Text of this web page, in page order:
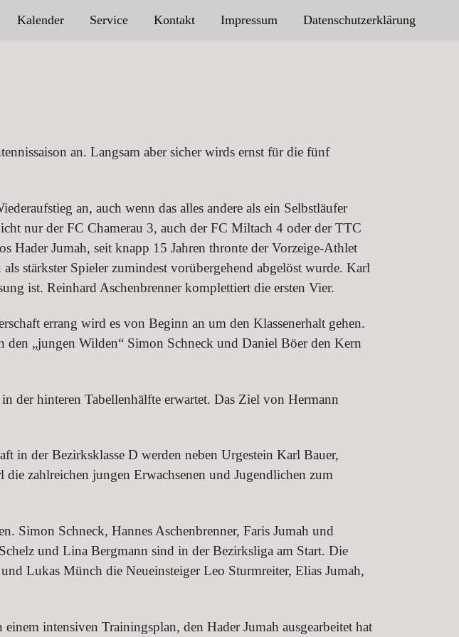
Kalender Service Kontakt Impressum Datenschutzerklärung
an. Langsam aber sicher wirds ernst für die fünf
an, auch wenn das alles andere als ein Selbstläufer
nur der FC Chamerau 3, auch der FC Miltach 4 oder der TTC
Hader Jumah, seit knapp 15 Jahren thronte der Vorzeige-Athlet
stärkster Spieler zumindest vorübergehend abgelöst wurde. Karl
ist. Reinhard Aschenbrenner komplettiert die ersten Vier.
errang wird es von Beginn an um den Klassenerhalt gehen.
„jungen Wilden“ Simon Schneck und Daniel Böer den Kern
der hinteren Tabellenhälfte erwartet. Das Ziel von Hermann
in der Bezirksklasse D werden neben Urgestein Karl Bauer,
zahlreichen jungen Erwachsenen und Jugendlichen zum
Simon Schneck, Hannes Aschenbrenner, Faris Jumah und
und Lina Bergmann sind in der Bezirksliga am Start. Die
Lukas Münch die Neueinsteiger Leo Sturmreiter, Elias Jumah,
intensiven Trainingsplan, den Hader Jumah ausgearbeitet hat